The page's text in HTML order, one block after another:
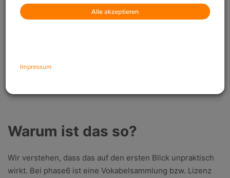
Was kann ich tun?
Warum ist das so?
Wir verstehen, dass das auf den ersten Blick unpraktisch
wirkt. Bei phase6 ist eine Vokabelsammlung bzw. Lizenz